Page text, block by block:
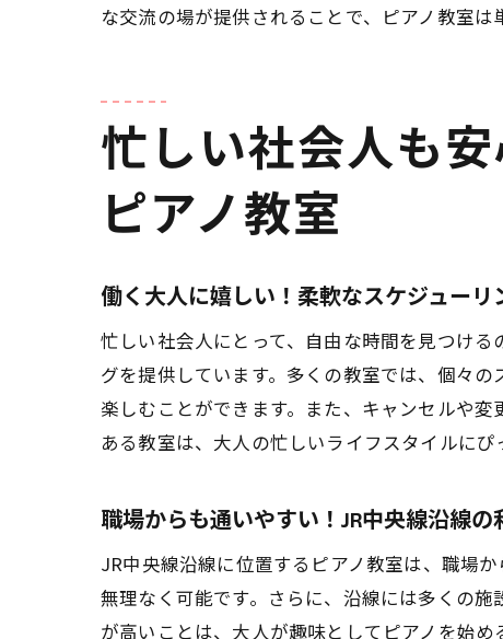
弾く
な交流の場が提供されることで、ピアノ教室
忙しい社会人も
ピアノ教室
働く大人に嬉しい！柔軟なスケジューリ
忙しい社会人にとって、自由な時間を見つけ
グを提供しています。多くの教室では、個々
楽しむことができます。また、キャンセルや
ある教室は、大人の忙しいライフスタイルにぴ
職場からも通いやすい！JR中央線沿線の
JR中央線沿線に位置するピアノ教室は、職場
無理なく可能です。さらに、沿線には多くの
が高いことは、大人が趣味としてピアノを始